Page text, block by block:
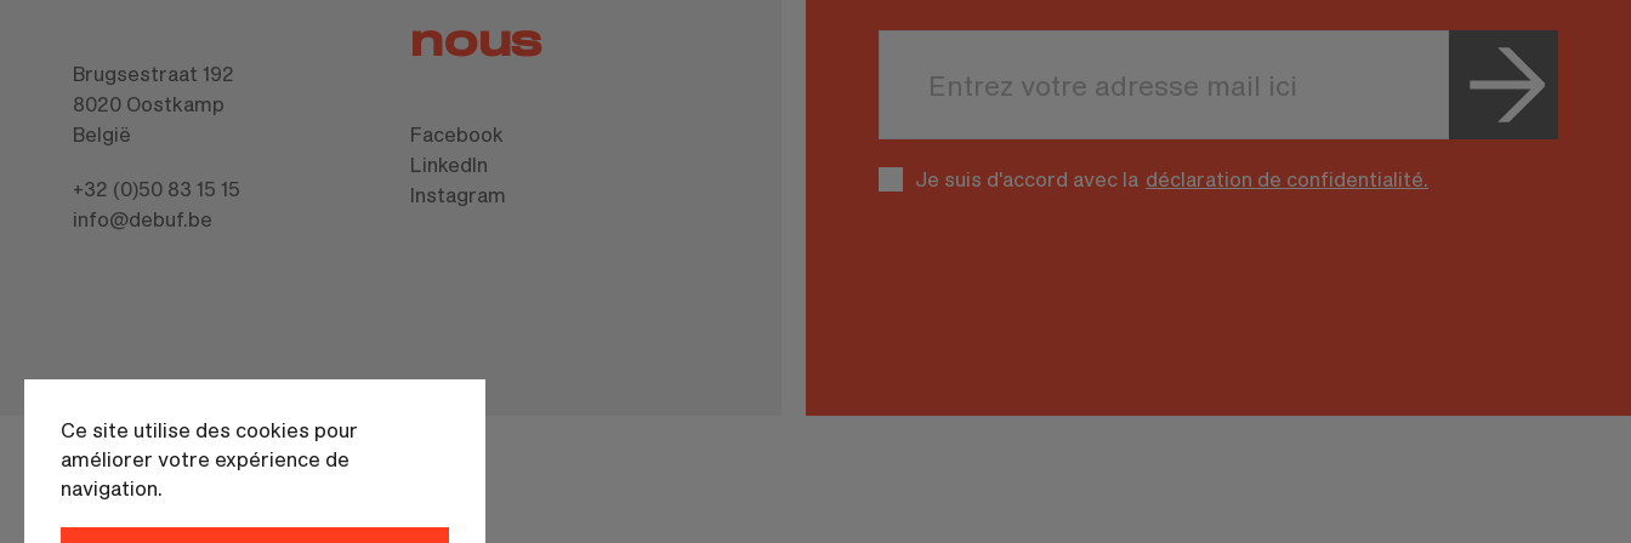
Brugsestraat 192
8020 Oostkamp
België
+32 (0)50 83 15 15
info@debuf.be
nous
Facebook
LinkedIn
Instagram
blank
Je suis d'accord avec la déclaration de confidentialité.
Ce site utilise des cookies pour
améliorer votre expérience de
navigation.